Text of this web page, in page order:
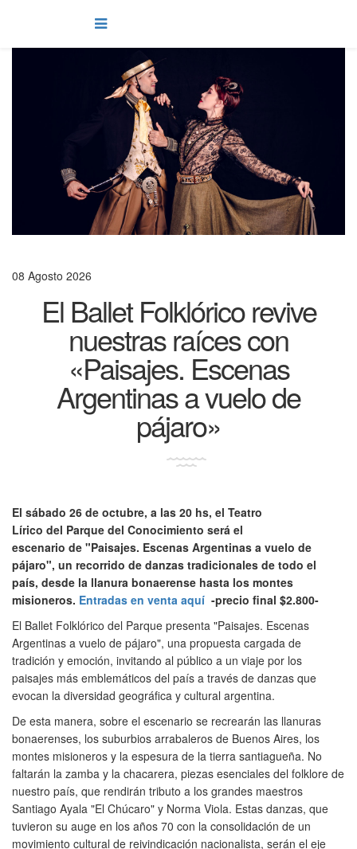
08 Agosto 2026
El Ballet Folklórico revive
nuestras raíces con
«Paisajes. Escenas
Argentinas a vuelo de
pájaro»
El sábado 26 de octubre, a las 20 hs, el Teatro
Lírico del Parque del Conocimiento será el
escenario de "Paisajes. Escenas Argentinas a vuelo de
pájaro", un recorrido de danzas tradicionales de todo el
país, desde la llanura bonaerense hasta los montes
misioneros. Entradas en venta aquí -precio final $2.800-
El Ballet Folklórico del Parque presenta "Paisajes. Escenas
Argentinas a vuelo de pájaro", una propuesta cargada de
tradición y emoción, invitando al público a un viaje por los
paisajes más emblemáticos del país a través de danzas que
evocan la diversidad geográfica y cultural argentina.
De esta manera, sobre el escenario se recrearán las llanuras
bonaerenses, los suburbios arrabaleros de Buenos Aires, los
montes misioneros y la espesura de la tierra santiagueña. No
faltarán la zamba y la chacarera, piezas esenciales del folklore de
nuestro país, que rendirán tributo a los grandes maestros
Santiago Ayala "El Chúcaro" y Norma Viola. Estas danzas, que
tuvieron su auge en los años 70 con la consolidación de un
movimiento cultural de reivindicación nacionalista, serán el eje